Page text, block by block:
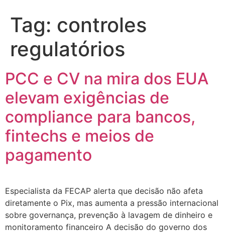
Tag: controles
regulatórios
PCC e CV na mira dos EUA
elevam exigências de
compliance para bancos,
fintechs e meios de
pagamento
Especialista da FECAP alerta que decisão não afeta
diretamente o Pix, mas aumenta a pressão internacional
sobre governança, prevenção à lavagem de dinheiro e
monitoramento financeiro A decisão do governo dos